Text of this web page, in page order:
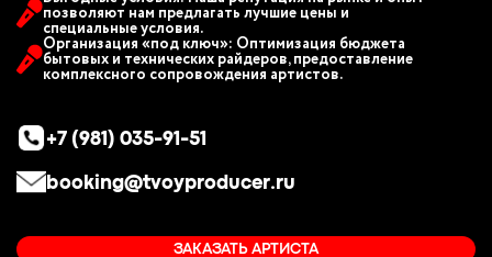
позволяют нам предлагать лучшие цены и
специальные условия.
Организация «под ключ»: Оптимизация бюджета
бытовых и технических райдеров, предоставление
комплексного сопровождения артистов.
+7 (981) 035-91-51
booking@tvoyproducer.ru
ЗАКАЗАТЬ АРТИСТА